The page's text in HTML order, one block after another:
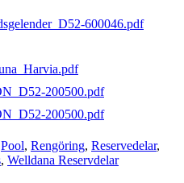
600046.pdf
200500.pdf
200500.pdf
Pool, Rengöring, Reservedelar,
, Welldana Reservdelar